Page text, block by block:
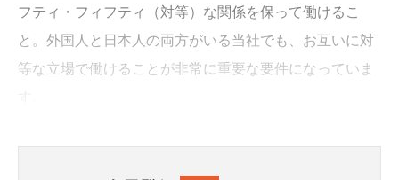
フティ・フィフティ（対等）な関係を保って働けるこ
と。外国人と日本人の両方がいる当社でも、お互いに対
等な立場で働けることが非常に重要な要件になっていま